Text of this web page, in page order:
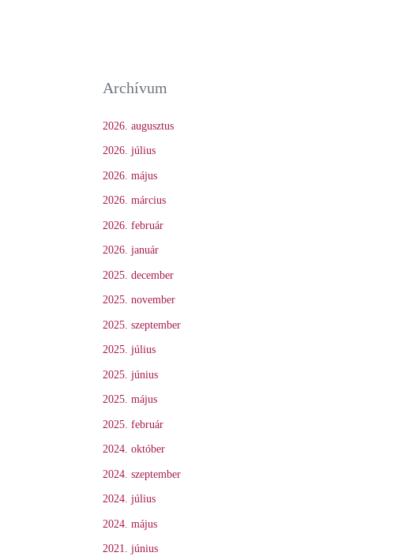
Archívum
2026. augusztus
2026. július
2026. május
2026. március
2026. február
2026. január
2025. december
2025. november
2025. szeptember
2025. július
2025. június
2025. május
2025. február
2024. október
2024. szeptember
2024. július
2024. május
2021. június